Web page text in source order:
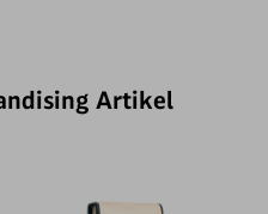
Artikel